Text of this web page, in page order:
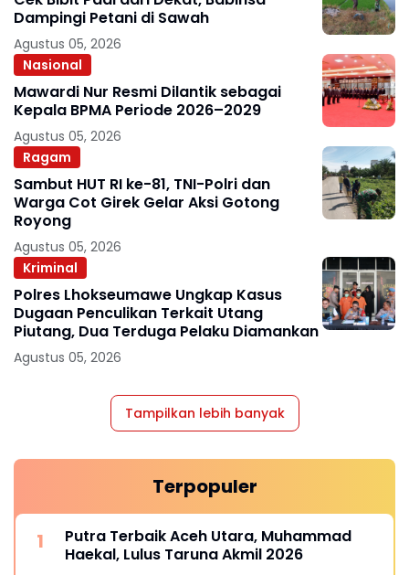
Dampingi Petani di Sawah
Agustus 05, 2026
Nasional
Mawardi Nur Resmi Dilantik sebagai
Kepala BPMA Periode 2026–2029
Agustus 05, 2026
Ragam
Sambut HUT RI ke-81, TNI-Polri dan
Warga Cot Girek Gelar Aksi Gotong
Royong
Agustus 05, 2026
Kriminal
Polres Lhokseumawe Ungkap Kasus
Dugaan Penculikan Terkait Utang
Piutang, Dua Terduga Pelaku Diamankan
Agustus 05, 2026
Tampilkan lebih banyak
Terpopuler
Putra Terbaik Aceh Utara, Muhammad
Haekal, Lulus Taruna Akmil 2026